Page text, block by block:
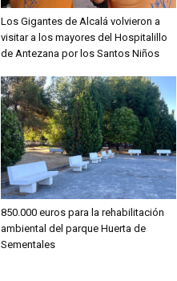
Los Gigantes de Alcalá volvieron a
visitar a los mayores del Hospitalillo
de Antezana por los Santos Niños
850.000 euros para la rehabilitación
ambiental del parque Huerta de
Sementales